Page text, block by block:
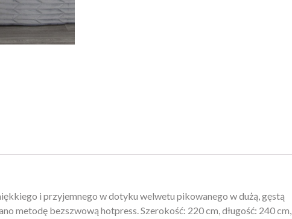
i przyjemnego w dotyku welwetu pikowanego w dużą, gęstą
metodę bezszwową hotpress. Szerokość: 220 cm, długość: 240 cm,